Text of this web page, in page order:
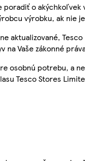
poradiť o
výrobku, ak nie
aktualizované,
na Vaše zákonné
osobnú potrebu, a
Tesco Stores